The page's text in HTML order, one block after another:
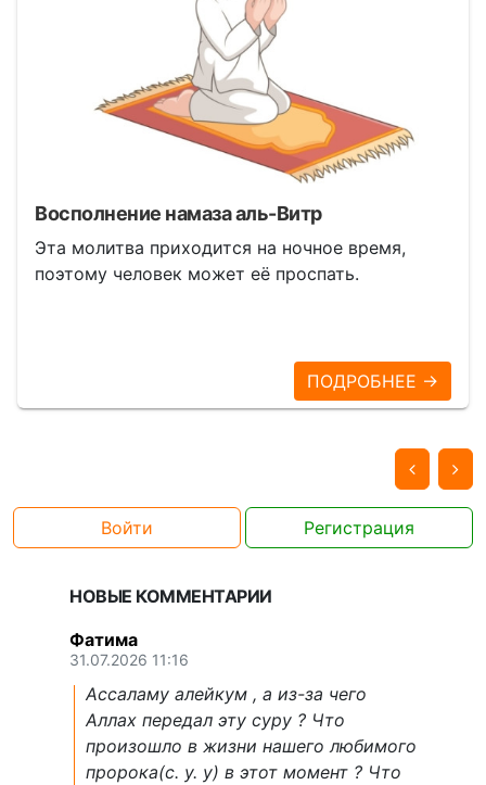
Восполнение намаза аль-Витр
Эта молитва приходится на ночное время,
поэтому человек может её проспать.
ПОДРОБНЕЕ →
Войти Регистрация
НОВЫЕ КОММЕНТАРИИ
Фатима
31.07.2026 11:16
Ассаламу алейкум , а из-за чего
Аллах передал эту суру ? Что
произошло в жизни нашего любимого
пророка(с. у. у) в этот момент ? Что